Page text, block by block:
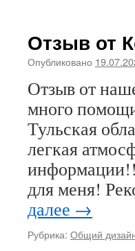
Отзыв от
Опубликовано
Отзыв от
много
Тульская
легкая
для меня!
далее →
Рубрика: Общий